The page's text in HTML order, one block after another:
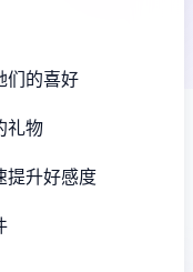
们的喜好
礼物
提升好感度